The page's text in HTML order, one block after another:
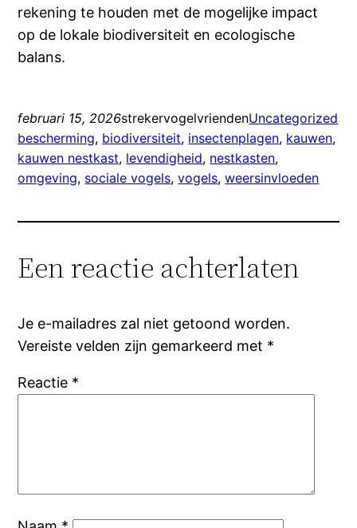
rekening te houden met de mogelijke impact
op de lokale biodiversiteit en ecologische
balans.
februari 15, 2026strekervogelvriendenUncategorized
bescherming, biodiversiteit, insectenplagen, kauwen
kauwen nestkast, levendigheid, nestkasten
omgeving, sociale vogels, vogels, weersinvloeden
Een reactie achterlaten
Je e-mailadres zal niet getoond worden.
Vereiste velden zijn gemarkeerd met *
Reactie *